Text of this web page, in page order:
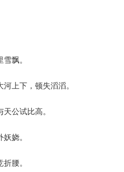
飘。
上下，顿失滔滔。
公试比高。
娆。
腰。